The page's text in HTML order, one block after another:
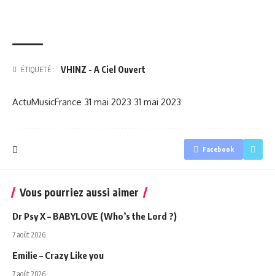
ÉTIQUETÉ : VHINZ - A Ciel Ouvert
ActuMusicFrance 31 mai 2023 31 mai 2023
Facebook
Vous pourriez aussi aimer
Dr Psy X – BABYLOVE (Who’s the Lord ?)
7 août 2026
Emilie – Crazy Like you
7 août 2026